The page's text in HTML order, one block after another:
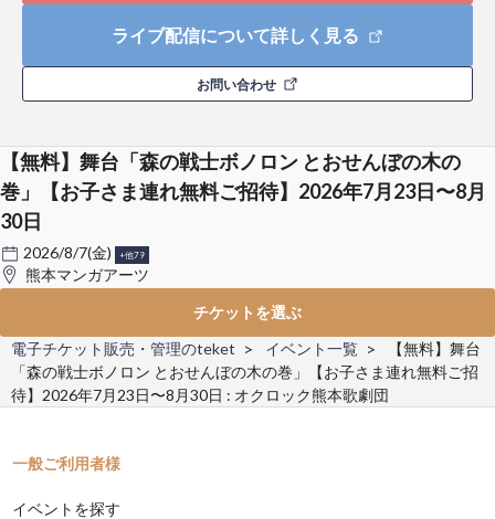
ライブ配信について詳しく見る
お問い合わせ
【無料】舞台「森の戦士ボノロン とおせんぼの木の
巻」【お子さま連れ無料ご招待】2026年7月23日〜8月
30日
2026/8/7(金) +他79
熊本マンガアーツ
チケットを選ぶ
電子チケット販売・管理のteket
イベント一覧
【無料】舞台
「森の戦士ボノロン とおせんぼの木の巻」【お子さま連れ無料ご招
待】2026年7月23日〜8月30日 : オクロック熊本歌劇団
一般ご利用者様
イベントを探す